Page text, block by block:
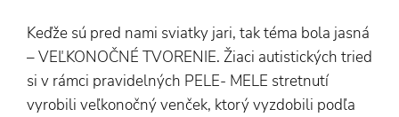
Keďže sú pred nami sviatky jari, tak téma bola jasná
– VEĽKONOČNÉ TVORENIE. Žiaci autistických tried
si v rámci pravidelných PELE- MELE stretnutí
vyrobili veľkonočný venček, ktorý vyzdobili podľa